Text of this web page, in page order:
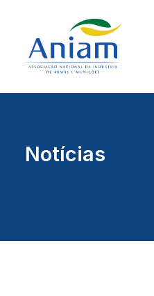
Notícias